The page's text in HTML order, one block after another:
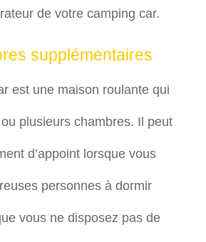
de votre camping car.
supplémentaires
est une maison roulante qui
plusieurs chambres. Il peut
d’appoint lorsque vous
personnes à dormir
vous ne disposez pas de